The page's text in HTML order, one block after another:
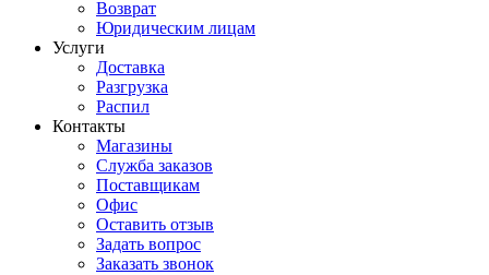
Возврат
Юридическим лицам
Услуги
Доставка
Разгрузка
Распил
Контакты
Магазины
Служба заказов
Поставщикам
Офис
Оставить отзыв
Задать вопрос
Заказать звонок